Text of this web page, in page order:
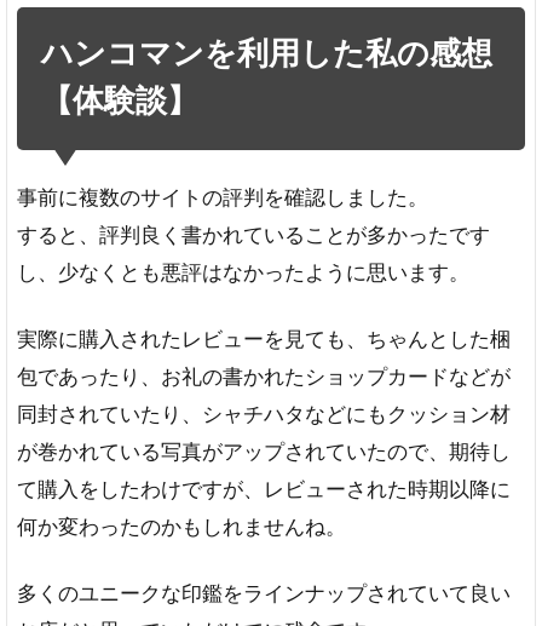
ハンコマンを利用した私の感想
【体験談】
事前に複数のサイトの評判を確認しました。
すると、評判良く書かれていることが多かったです
し、少なくとも悪評はなかったように思います。
実際に購入されたレビューを見ても、ちゃんとした梱
包であったり、お礼の書かれたショップカードなどが
同封されていたり、シャチハタなどにもクッション材
が巻かれている写真がアップされていたので、期待し
て購入をしたわけですが、レビューされた時期以降に
何か変わったのかもしれませんね。
多くのユニークな印鑑をラインナップされていて良い